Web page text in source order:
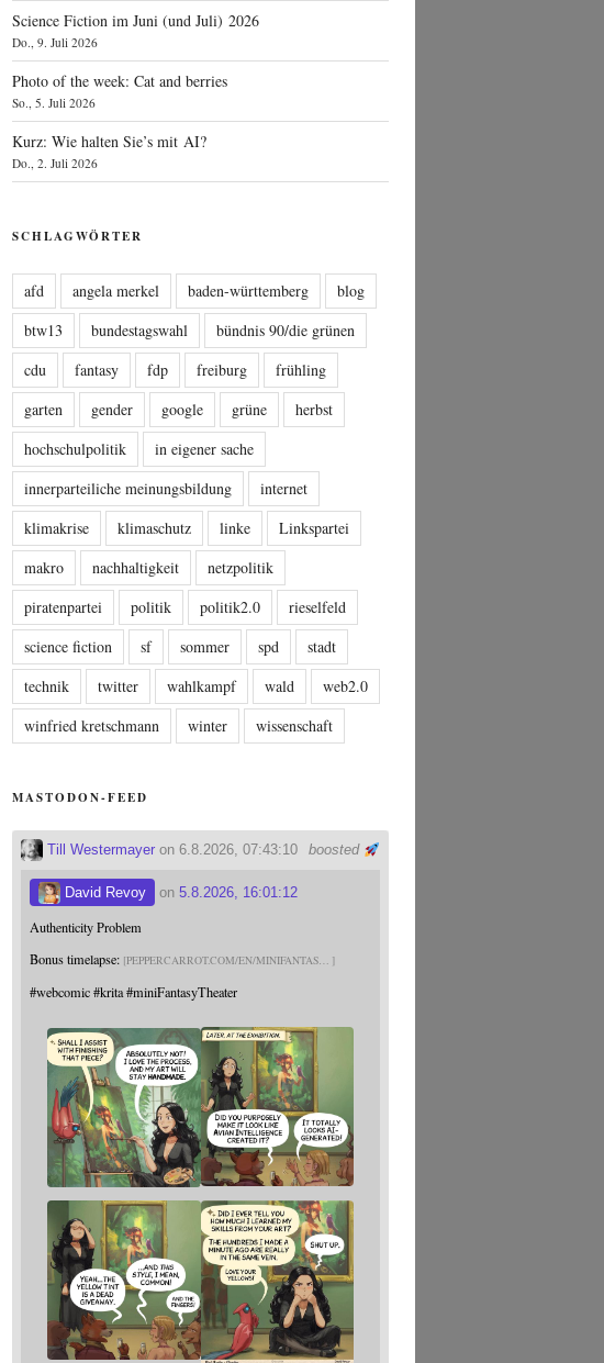
Science Fiction im Juni (und Juli) 2026
Do., 9. Juli 2026
Photo of the week: Cat and berries
So., 5. Juli 2026
Kurz: Wie halten Sie’s mit AI?
Do., 2. Juli 2026
SCHLAGWÖRTER
afd angela merkel baden-württemberg
blog
btw13
bundestagswahl
bündnis 90/die grünen
cdu
fantasy fdp freiburg
frühling
garten
gender google grüne
herbst
hochschulpolitik
in eigener sache
innerparteiliche meinungsbildung
internet
klimakrise
klimaschutz linke
Linkspartei
makro
nachhaltigkeit
netzpolitik
piratenpartei
politik politik2.0
rieselfeld
science fiction
sf sommer spd
stadt
technik
twitter wahlkampf wald
web2.0
winfried kretschmann
winter wissenschaft
MASTODON-FEED
boosted
Till Westermayer on 6.8.2026, 07:43:10
David Revoy on5.8.2026, 16:01:12
Authenticity Problem
Bonus timelapse: PEPPERCARROT.COM/EN/MINIFANTAS
#webcomic #krita #miniFantasyTheater